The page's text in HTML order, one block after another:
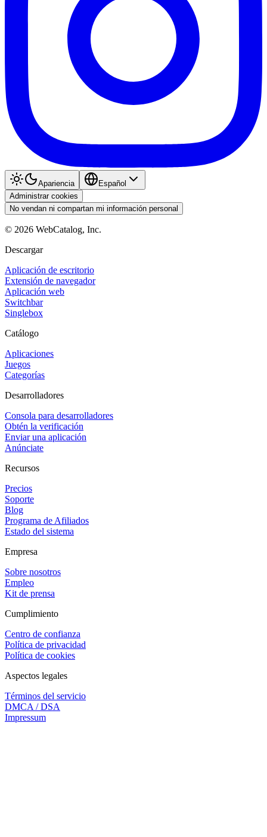
Apariencia
Español
Administrar cookies
No vendan ni compartan mi información personal
© 2026 WebCatalog, Inc.
Descargar
Aplicación de escritorio
Extensión de navegador
Aplicación web
Switchbar
Singlebox
Catálogo
Aplicaciones
Juegos
Categorías
Desarrolladores
Consola para desarrolladores
Obtén la verificación
Enviar una aplicación
Anúnciate
Recursos
Precios
Soporte
Blog
Programa de Afiliados
Estado del sistema
Empresa
Sobre nosotros
Empleo
Kit de prensa
Cumplimiento
Centro de confianza
Política de privacidad
Política de cookies
Aspectos legales
Términos del servicio
DMCA / DSA
Impressum